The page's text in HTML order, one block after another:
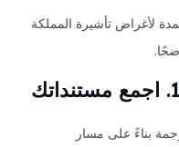
لأغراض تأشيرة المملكة
1. اجمع مستنداتك
بناءً على مسار